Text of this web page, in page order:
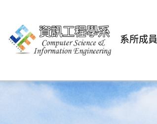
系所成員